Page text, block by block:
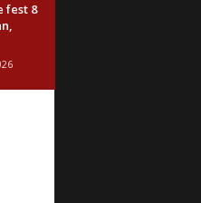
fest 8